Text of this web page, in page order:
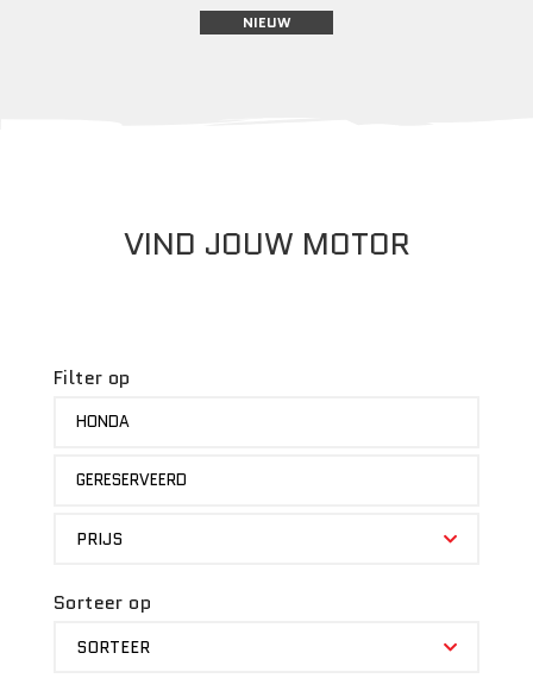
NIEUW
VIND JOUW MOTOR
Filter op
HONDA
GERESERVEERD
PRIJS
Sorteer op
SORTEER